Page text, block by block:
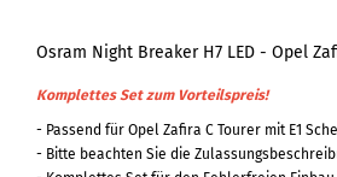
Osram Night Breaker H7 LED - Opel
Komplettes Set zum Vorteilspreis!
- Passend für Opel Zafira C Tourer mit E1
- Bitte beachten Sie die